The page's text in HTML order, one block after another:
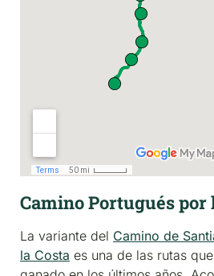
Camino Portugués por
La variante del Camino de
la Costa es una de las rutas